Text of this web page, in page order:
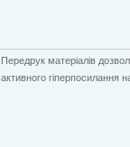
Передрук матеріалів
активного гіперпосилання